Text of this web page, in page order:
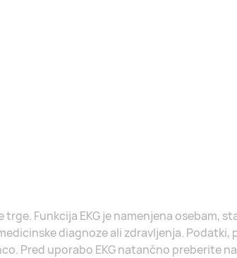
Funkcija EKG je namenjena osebam,
diagnoze ali zdravljenja. Podatki,
Pred uporabo EKG natančno preberite